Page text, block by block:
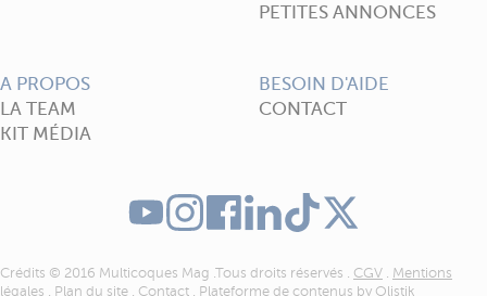
PETITES ANNONCES
A PROPOS
LA TEAM
KIT MÉDIA
BESOIN D'AIDE
CONTACT
Crédits © 2016 Multicoques Mag .Tous droits réservés . CGV
Mentions
légales
Plan du site Contact . Plateforme de contenus by Olistik